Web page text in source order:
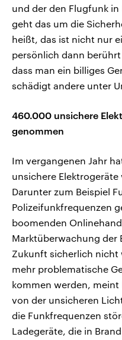
und der den Flugfunk
geht das um die
heißt, das ist nicht nur
persönlich dann
dass man ein billiges
schädigt andere unter
460.000 unsichere
genommen
Im vergangenen Jahr
unsichere
Darunter zum Beispiel
Polizeifunkfrequenzen
boomenden
Marktüberwachung der
Zukunft sicherlich nicht
mehr problematische
kommen werden, meint
von der unsicheren
die Funkfrequenzen
Ladegeräte, die in